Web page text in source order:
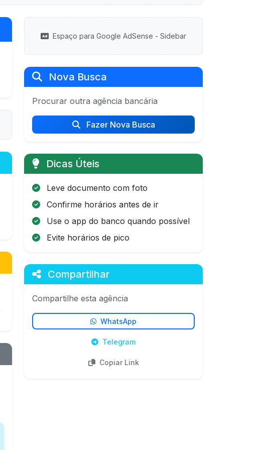
Espaço para Google AdSense - Sidebar
Nova Busca
Procurar outra agência bancária
Fazer Nova Busca
Dicas Úteis
Leve documento com foto
Confirme horários antes de ir
Use o app do banco quando possível
Evite horários de pico
Compartilhar
Compartilhe esta agência
WhatsApp
Telegram
Copiar Link